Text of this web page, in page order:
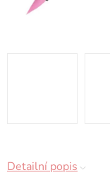
Detailní popis